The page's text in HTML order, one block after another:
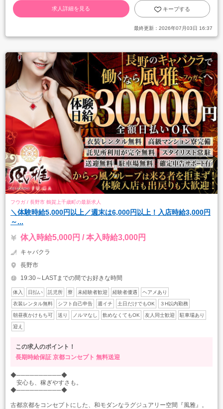
求人詳細を見る キープする
最終更新： 2026年07月03日 16:37
フウガ / 長野市 鶴賀上千歳町の最新求人
＼体験時給5,000円以上／週末は6,000円以上！入店時給3,000円
～...
体入時給5,000円 / 本入時給3,000円
キャバクラ
長野市
19:30～LASTまでの間でお好きな時間
体入 日払い 託児所 寮 未経験者歓迎 経験者優遇 ヘアメあり
衣装レンタル無料 シフト自己申告 週イチ 土日だけでもOK ３H以内勤務
朝昼夜かけもち可 送り ノルマなし 飲めなくてもOK 友人同士歓迎 駐車場あり
迎え
この求人のポイント！
長期時給保証 京都コンセプト 無料送迎
◆──────────◆
安心も、稼ぎやすさも。
◆──────────◆
古都京都をコンセプトにした、和モダンなラグジュアリー空間『風雅』。